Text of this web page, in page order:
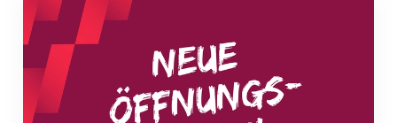
Neue Empfangszeiten ab 1. August 2026